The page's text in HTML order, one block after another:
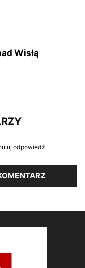
Wisłą
odpowiedź